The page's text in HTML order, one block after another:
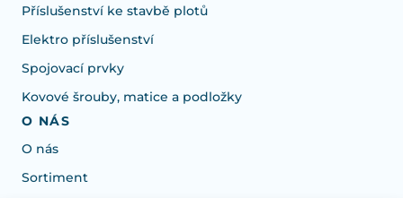
Příslušenství ke stavbě plotů
Elektro příslušenství
Spojovací prvky
Kovové šrouby, matice a podložky
O NÁS
O nás
Sortiment